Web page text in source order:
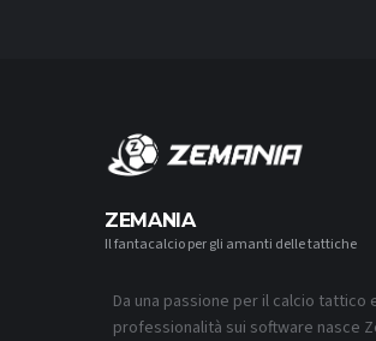
ZEMANIA
Il fantacalcio per gli amanti delle tattiche
Da una passione per il calcio tattico
professionalità sui software nasce